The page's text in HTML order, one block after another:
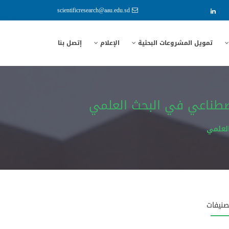
scientificresearch@aau.edu.sd
تمويل المشروعات البحثية الإعلام إتصل بنا
في البحث العلمي